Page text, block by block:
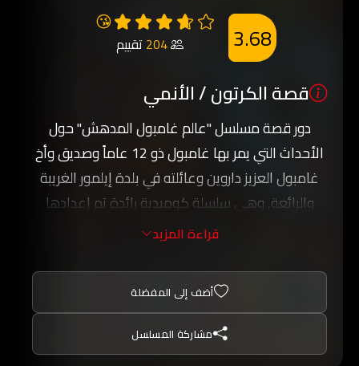
😘
204 تقييم 3.68
قصة الكرتون / الأنمي
دور قصة مسلسل "عالم غامبول المدهش" حول
الأحداث التي يمر بها غامبول ذو 12 عاماً وصديق وأخ
غامبول العزيز داروين وعائلته في بلدة إيلمور الغريبة
والرائعة, وهي سلسلة كوميدية رائدة تم إعدادها
ضمن بيئة بلدة صغيرة وتشمل شخصيات متنوعة منها
استعد لتشعر بالذهول لدى مشاهدتك عالم غامبول
المدهش ومشاهدة المغامرات والاخطار التي تواجه
غامبول, ينصح بعدم مشاهدتة من قبل الأطفال تحت
سن 10 من دون توجيه من أحد الوالدين.
قراءة المزيد
أضف إلى المفضلة
مشاركة المسلسل